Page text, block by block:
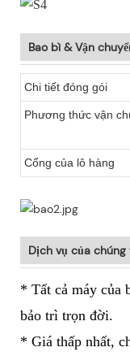
Bao bì & Vận
Chi tiết đóng gói
Phương thức vận
Cổng của lô hàng
Dịch vụ của chúng
* Tất cả máy của
bảo trì trọn đời.
* Giá thấp nhất,